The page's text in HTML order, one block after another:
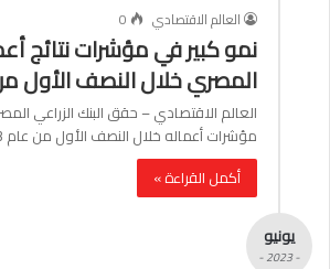
العالم الاقتصادي 0
نمو كبير في مؤشرات نتائج
المصري خلال النصف الأول من
العالم الاقتصادي – حقق البنك الزراعي
مؤشرات أعماله خلال النصف الأول من عام 2023، بما يمثل…
أكمل القراءة »
يونيو
- 2023 -